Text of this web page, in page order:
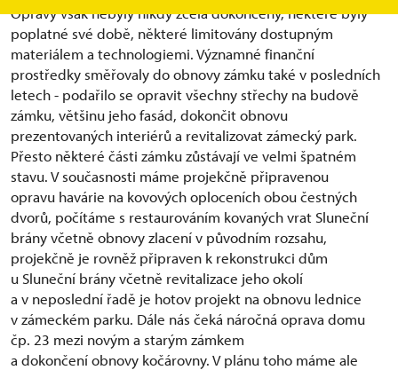
Opravy však nebyly nikdy zcela dokončeny, některé byly
poplatné své době, některé limitovány dostupným
materiálem a technologiemi. Významné finanční
prostředky směřovaly do obnovy zámku také v posledních
letech - podařilo se opravit všechny střechy na budově
zámku, většinu jeho fasád, dokončit obnovu
prezentovaných interiérů a revitalizovat zámecký park.
Přesto některé části zámku zůstávají ve velmi špatném
stavu. V současnosti máme projekčně připravenou
opravu havárie na kovových oploceních obou čestných
dvorů, počítáme s restaurováním kovaných vrat Sluneční
brány včetně obnovy zlacení v původním rozsahu,
projekčně je rovněž připraven k rekonstrukci dům
u Sluneční brány včetně revitalizace jeho okolí
a v neposlední řadě je hotov projekt na obnovu lednice
v zámeckém parku. Dále nás čeká náročná oprava domu
čp. 23 mezi novým a starým zámkem
a dokončení obnovy kočárovny. V plánu toho máme ale